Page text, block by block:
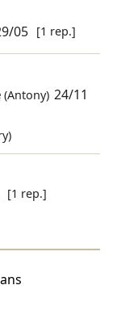
05 [1 rep.]
(Antony) 24/11
[1 rep.]